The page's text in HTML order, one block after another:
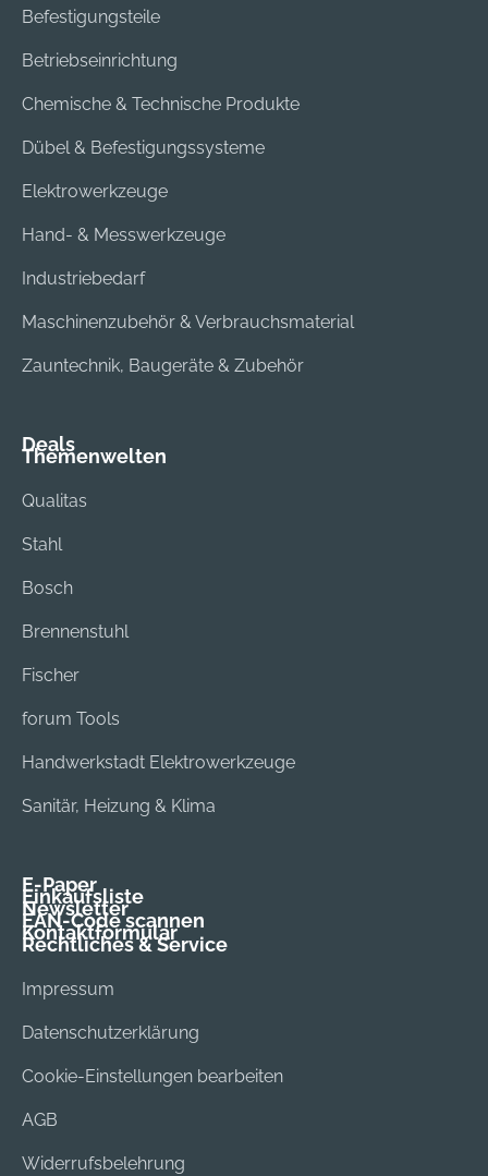
Befestigungsteile
Betriebseinrichtung
Chemische & Technische Produkte
Dübel & Befestigungssysteme
Elektrowerkzeuge
Hand- & Messwerkzeuge
Industriebedarf
Maschinenzubehör & Verbrauchsmaterial
Zauntechnik, Baugeräte & Zubehör
Deals
Themenwelten
Qualitas
Stahl
Bosch
Brennenstuhl
Fischer
forum Tools
Handwerkstadt Elektrowerkzeuge
Sanitär, Heizung & Klima
E-Paper
Einkaufsliste
Newsletter
EAN-Code scannen
Kontaktformular
Rechtliches & Service
Impressum
Datenschutzerklärung
Cookie-Einstellungen bearbeiten
AGB
Widerrufsbelehrung